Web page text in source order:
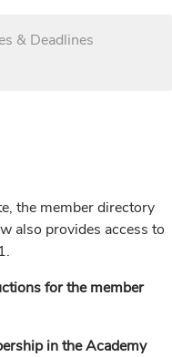
& Deadlines
the member directory
also provides access to
for the member
in the Academy